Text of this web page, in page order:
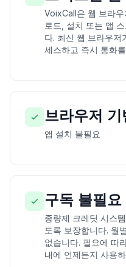
VoixCall은 웹 브라
로드, 설치 또는 앱
다. 최신 웹 브라우저
세스하고 즉시 통화
브라우저 기
앱 설치 불필요
구독 불필요
종량제 크레딧 시스
도록 보장합니다. 월
없습니다. 필요에 따
내에 언제든지 사용